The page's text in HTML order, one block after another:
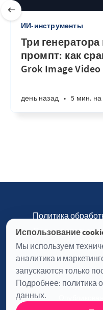
ИИ-инструменты
Три
промпт: как
Grok Image
день назад • 5 мин. на
Использование
Мы используем
аналитика и
запускаются только
Подробнее: политика
данных.
Политика
Журнал